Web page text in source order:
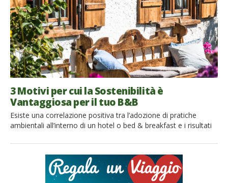
3 Motivi per cui la Sostenibilità è
Vantaggiosa per il tuo B&B
Esiste una correlazione positiva tra l’adozione di pratiche
ambientali all’interno di un hotel o bed & breakfast e i risultati
autori a sostenerlo e sempre più host che lo confermano. Oggi
analizzeremo nel dettaglio alcuni dei vantaggi di avere una
struttura green ed eco-sostenibile. Se sei […]